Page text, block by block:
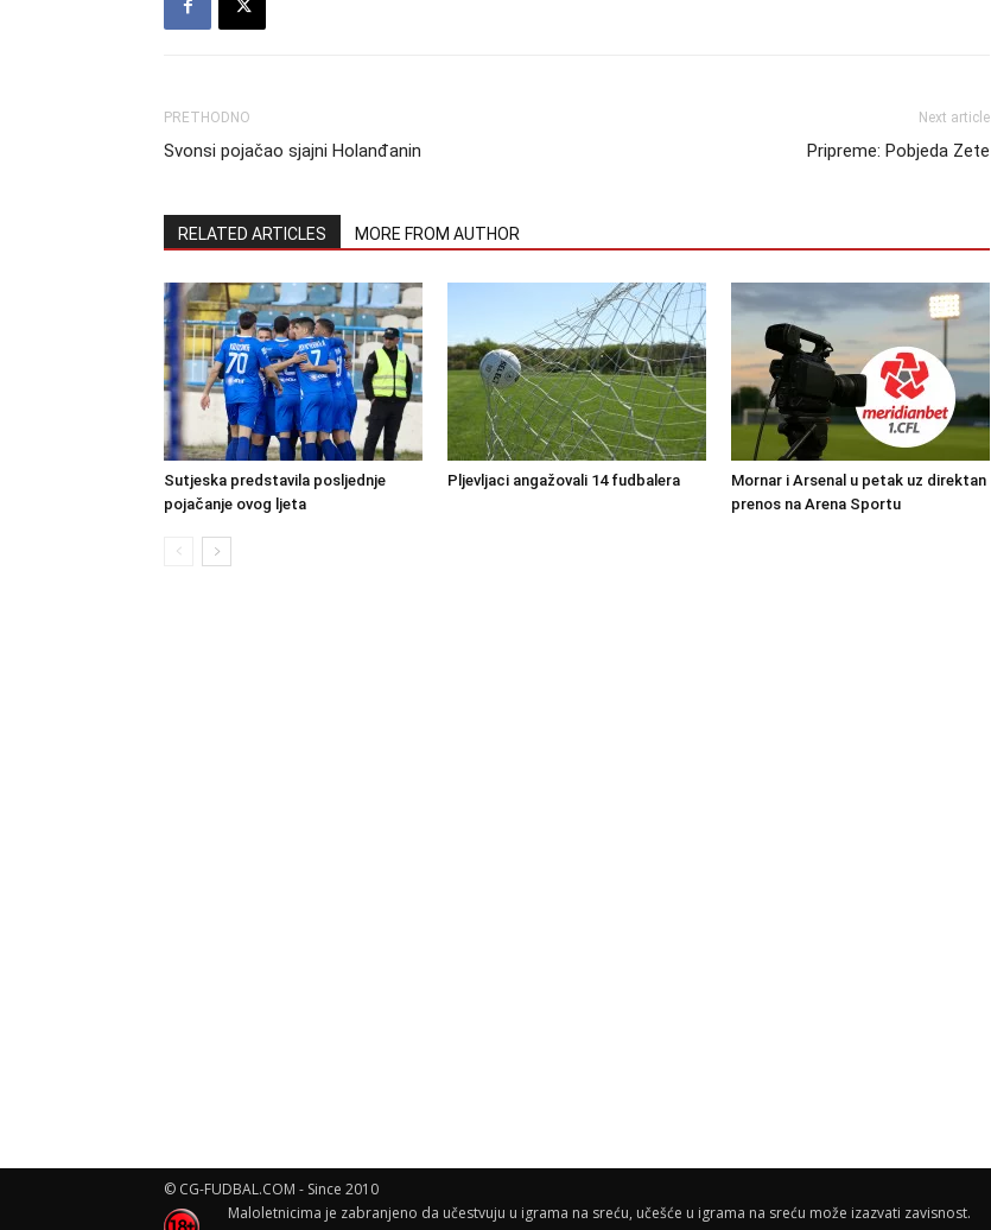
PRETHODNO
Svonsi pojačao sjajni Holanđanin
Next article
Pripreme: Pobjeda Zete
RELATED ARTICLES MORE FROM AUTHOR
Sutjeska predstavila posljednje
pojačanje ovog ljeta
Pljevljaci angažovali 14 fudbalera
Mornar i Arsenal u petak uz direktan
prenos na Arena Sportu
© CG-FUDBAL.COM - Since 2010
Maloletnicima je zabranjeno da učestvuju u igrama na sreću, učešće u igrama na sreću može izazvati zavisnost.